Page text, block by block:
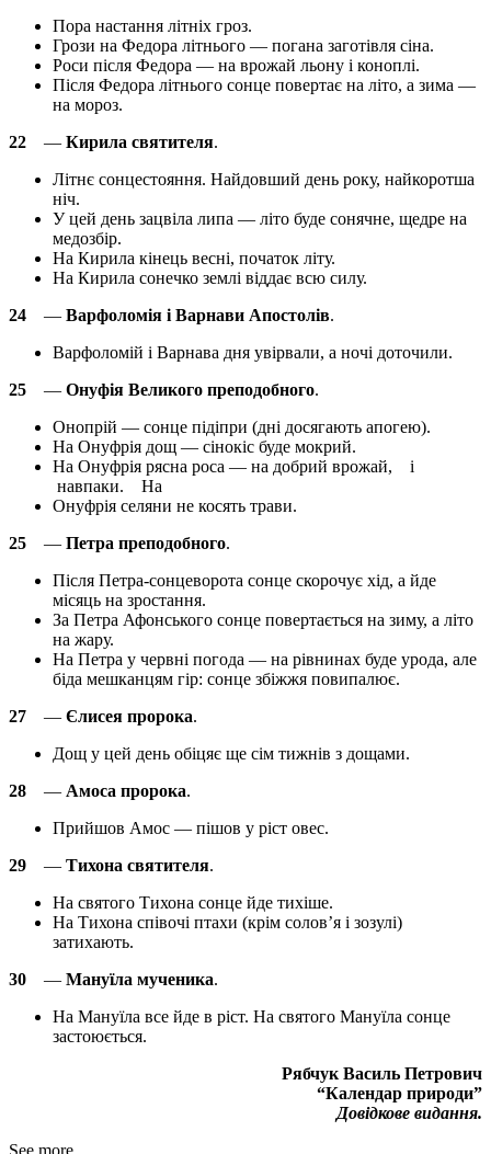
Пора настання літніх гроз.
Грози на Федора літнього — погана заготівля сіна.
Роси після Федора — на врожай льону і коноплі.
Після Федора літнього сонце повертає на літо, а зима —
на мороз.
22 — Кирила святителя.
Літнє сонцестояння. Найдовший день року, найкоротша
ніч.
У цей день зацвіла липа — літо буде сонячне, щедре на
медозбір.
На Кирила кінець весні, початок літу.
На Кирила сонечко землі віддає всю силу.
24 — Варфоломія і Варнави Апостолів.
Варфоломій і Варнава дня увірвали, а ночі доточили.
25 — Онуфія Великого преподобного.
Онопрій — сонце підіпри (дні досягають апогею).
На Онуфрія дощ — сінокіс буде мокрий.
На Онуфрія рясна роса — на добрий врожай, і
навпаки. На
Онуфрія селяни не косять трави.
25 — Петра преподобного.
Після Петра-сонцеворота сонце скорочує хід, а йде
місяць на зростання.
За Петра Афонського сонце повертається на зиму, а літо
на жару.
На Петра у червні погода — на рівнинах буде урода, але
біда мешканцям гір: сонце збіжжя повипалює.
27 — Єлисея пророка.
Дощ у цей день обіцяє ще сім тижнів з дощами.
28 — Амоса пророка.
Прийшов Амос — пішов у ріст овес.
29 — Тихона святителя.
На святого Тихона сонце йде тихіше.
На Тихона співочі птахи (крім солов’я і зозулі)
затихають.
30 — Мануїла мученика.
На Мануїла все йде в ріст. На святого Мануїла сонце
застоюється.
Рябчук Василь Петрович
“Календар природи”
Довідкове видання.